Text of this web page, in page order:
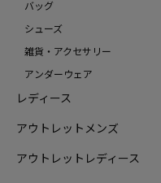
バッグ
シューズ
雑貨・アクセサリー
アンダーウェア
レディース
アウトレットメンズ
アウトレットレディース